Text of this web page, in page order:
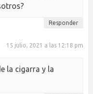
Responder
15 julio, 2021 a las 12:18 pm
la cigarra y la